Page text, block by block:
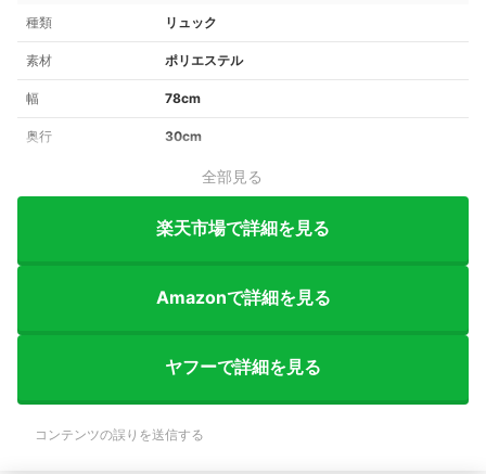
種類 リュック
素材 ポリエステル
幅 78cm
奥行 30cm
全部見る
楽天市場で詳細を見る
Amazonで詳細を見る
ヤフーで詳細を見る
コンテンツの誤りを送信する